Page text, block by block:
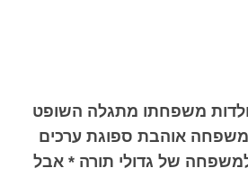
משפחתו מתגלה השופט
אוהבת ספוגת ערכים
של גדולי תורה * אבל